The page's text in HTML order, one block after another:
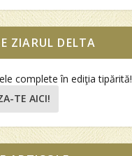
ZIARUL DELTA
complete în ediţia tipărită!
TE AICI!